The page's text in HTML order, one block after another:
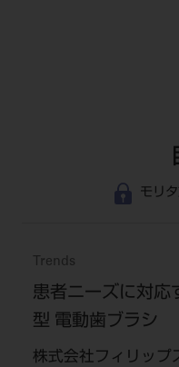
モリ
Trends
患者ニーズに対応
型 電動歯ブラシ
株式会社フィリップ